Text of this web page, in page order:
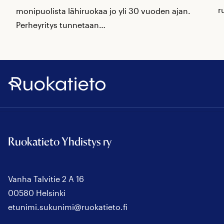
monipuolista lähiruokaa jo yli 30 vuoden ajan.
Perheyritys tunnetaan…
Ruokatieto
Ruokatieto Yhdistys ry
Vanha Talvitie 2 A 16
00580 Helsinki
etunimi.sukunimi@ruokatieto.fi